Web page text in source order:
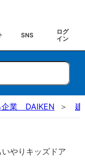
SNS
ログ
イン
企業 DAIKEN 建
やりキッズドア